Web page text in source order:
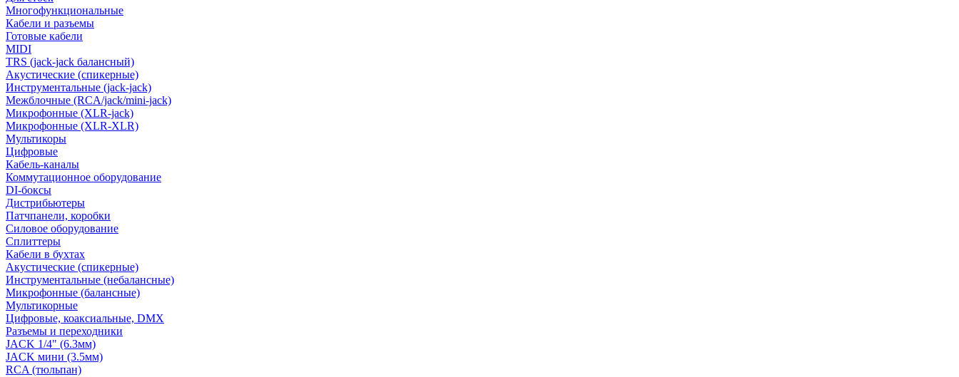
Многофункциональные
Кабели и разъемы
Готовые кабели
MIDI
TRS (jack-jack балансный)
Акустические (спикерные)
Инструментальные (jack-jack)
Межблочные (RCA/jack/mini-jack)
Микрофонные (XLR-jack)
Микрофонные (XLR-XLR)
Мультикоры
Цифровые
Кабель-каналы
Коммутационное оборудование
DI-боксы
Дистрибьютеры
Патчпанели, коробки
Силовое оборудование
Сплиттеры
Кабели в бухтах
Акустические (спикерные)
Инструментальные (небалансные)
Микрофонные (балансные)
Мультикорные
Цифровые, коаксиальные, DMX
Разъемы и переходники
JACK 1/4" (6.3мм)
JACK мини (3.5мм)
RCA (тюльпан)